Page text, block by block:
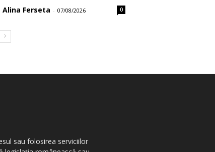
Alina Ferseta - 07/08/2026 0
sau folosirea serviciilor